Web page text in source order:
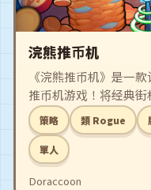
浣熊推币机
《浣熊推币机》是一
推币机游戏！将经典
构建元素巧妙融合。组
爽度爆表的加乘效果。
下来的多巴胺派对吧～！
策略 類 Rogue
單人
Doraccoon